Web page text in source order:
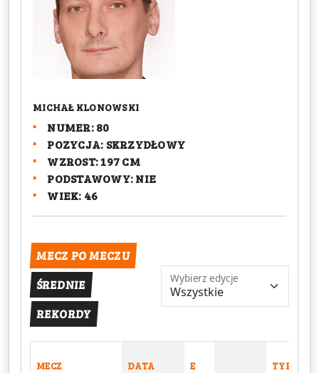
MICHAŁ KLONOWSKI
NUMER: 80
POZYCJA: SKRZYDŁOWY
WZROST: 197 CM
PODSTAWOWY: NIE
WIEK: 46
MECZ PO MECZU
ŚREDNIE
REKORDY
Wybierz edycje
MECZ DATA E TYP